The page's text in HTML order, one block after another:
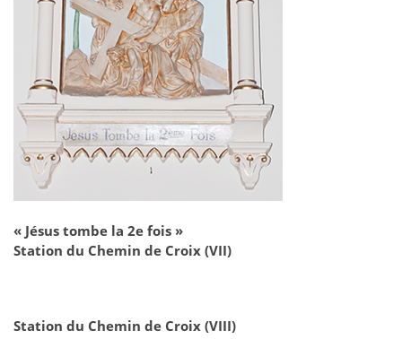
« Jésus tombe la 2e fois »
Station du Chemin de Croix (VII)
Station du Chemin de Croix (VIII)